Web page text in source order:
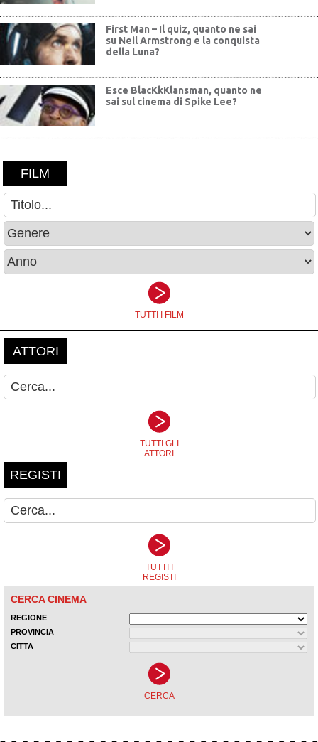
First Man – Il quiz, quanto ne sai
su Neil Armstrong e la conquista
della Luna?
Esce BlacKkKlansman, quanto ne
sai sul cinema di Spike Lee?